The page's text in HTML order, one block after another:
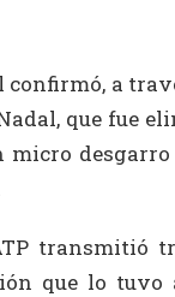
a
que fue
transmitió
que lo tuvo